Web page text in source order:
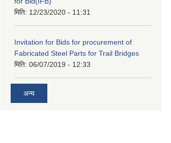
मिति: 12/23/2020 - 11:31
Invitation for Bids for procurement of
Fabricated Steel Parts for Trail Bridges
मिति: 06/07/2019 - 12:33
अन्य